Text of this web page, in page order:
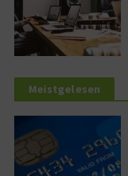
Meistgelesen